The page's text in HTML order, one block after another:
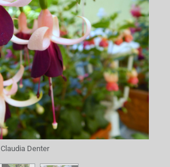
Claudia Denter